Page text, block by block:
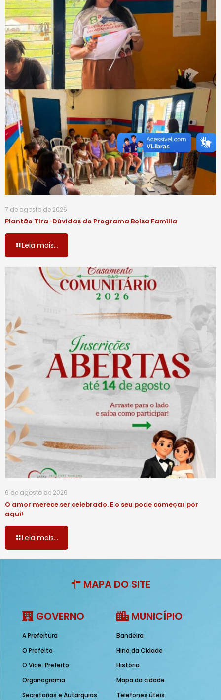
7 de agosto de 2026
Plantão Tira-Dúvidas do Programa Bolsa Família
Leia mais...
6 de agosto de 2026
O amor merece ser celebrado. E o seu pode começar por
aqui!
Leia mais...
MAPA DO SITE
GOVERNO
A Prefeitura
O Prefeito
O Vice-Prefeito
Organograma
Secretarias e Autarquias
MUNICÍPIO
Bandeira
Hino da Cidade
História
Mapa da cidade
Telefones úteis